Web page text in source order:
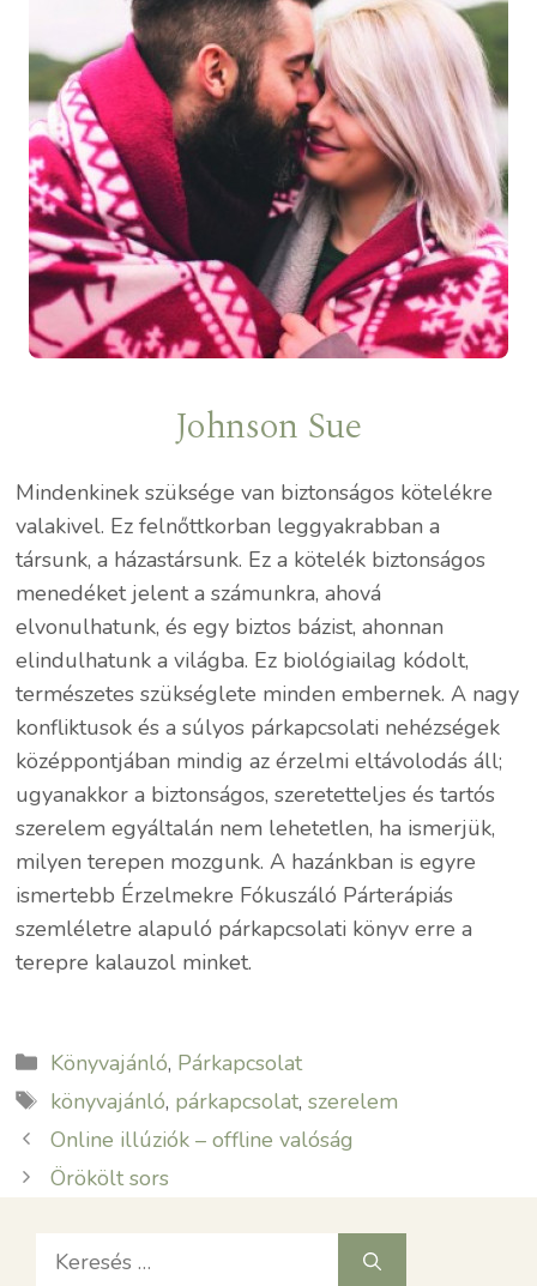
Johnson Sue
Mindenkinek szüksége van biztonságos kötelékre
valakivel. Ez felnőttkorban leggyakrabban a
társunk, a házastársunk. Ez a kötelék biztonságos
menedéket jelent a számunkra, ahová
elvonulhatunk, és egy biztos bázist, ahonnan
elindulhatunk a világba. Ez biológiailag kódolt,
természetes szükséglete minden embernek. A nagy
konfliktusok és a súlyos párkapcsolati nehézségek
középpontjában mindig az érzelmi eltávolodás áll;
ugyanakkor a biztonságos, szeretetteljes és tartós
szerelem egyáltalán nem lehetetlen, ha ismerjük,
milyen terepen mozgunk. A hazánkban is egyre
ismertebb Érzelmekre Fókuszáló Párterápiás
szemléletre alapuló párkapcsolati könyv erre a
terepre kalauzol minket.
Kategória
Könyvajánló, Párkapcsolat
Címkék
könyvajánló, párkapcsolat,szerelem
Online illúziók – offline valóság
Örökölt sors
Keresés: